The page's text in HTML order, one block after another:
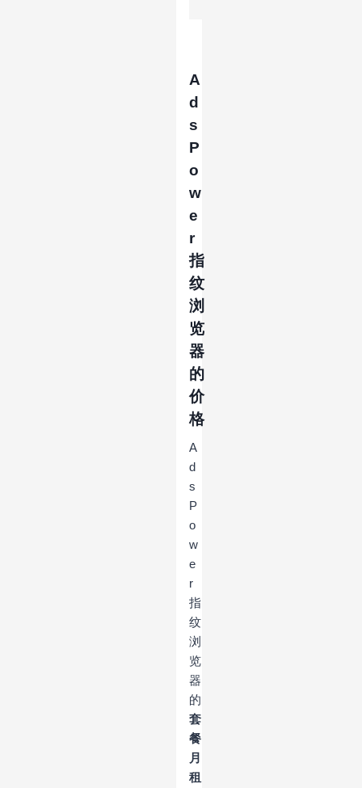
A
d
s
P
o
w
e
r
指
纹
浏
览
器
的
价
格
A
d
s
P
o
w
e
r
指
纹
浏
览
器
的
套
餐
月
租